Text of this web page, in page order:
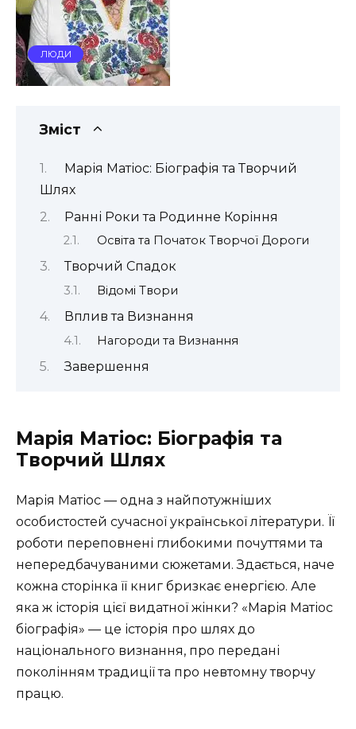
ЛЮДИ
Зміст
Марія Матіос: Біографія та Творчий
Шлях
Ранні Роки та Родинне Коріння
Освіта та Початок Творчої Дороги
Творчий Спадок
Відомі Твори
Вплив та Визнання
Нагороди та Визнання
Завершення
Марія Матіос: Біографія та
Творчий Шлях
Марія Матіос — одна з найпотужніших
особистостей сучасної української літератури. Її
роботи переповнені глибокими почуттями та
непередбачуваними сюжетами. Здається, наче
кожна сторінка її книг бризкає енергією. Але
яка ж історія цієї видатної жінки? «Марія Матіос
біографія» — це історія про шлях до
національного визнання, про передані
поколінням традиції та про невтомну творчу
працю.